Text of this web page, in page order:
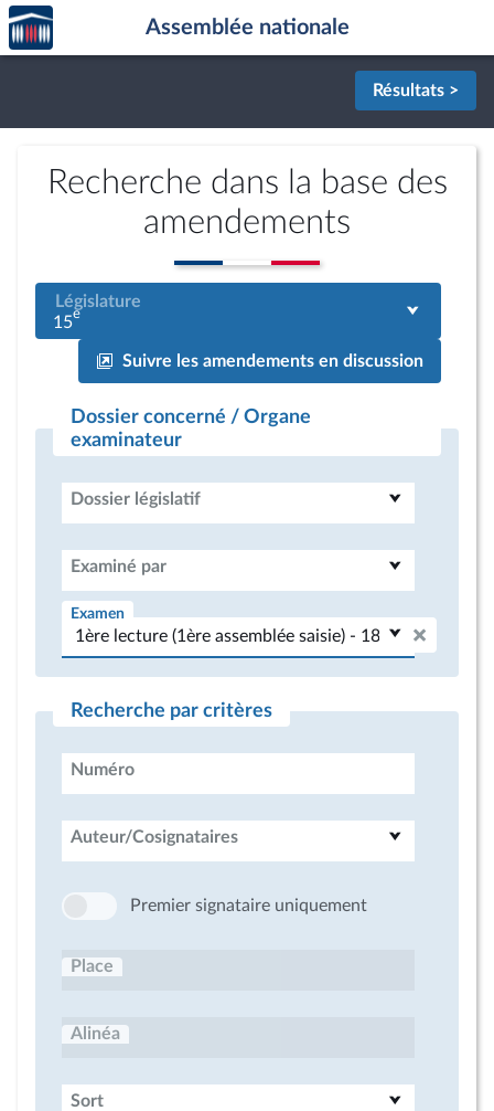
Aller au contenu
Aller en bas de la page
Accèder
à la
page
Assemblée nationale
Résultats >
Recherche dans la base des
amendements
Législature
15e
Suivre les amendements en discussion
Dossier concerné / Organe
examinateur
Dossier législatif
Examiné par
Examen
Recherche par critères
Numéro
Auteur/Cosignataires
Premier signataire uniquement
Place
Alinéa
Sort